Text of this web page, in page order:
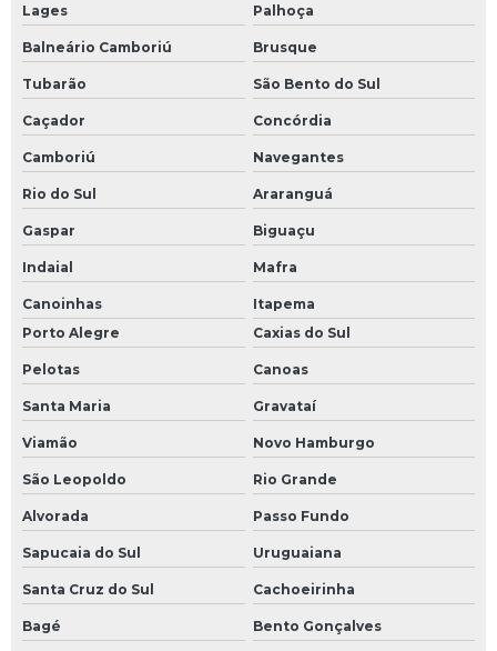
Lages Palhoça
Balneário Camboriú Brusque
Tubarão São Bento do Sul
Caçador Concórdia
Camboriú Navegantes
Rio do Sul Araranguá
Gaspar Biguaçu
Indaial Mafra
Canoinhas
Itapema
Porto Alegre
Caxias do Sul
Pelotas Canoas
Santa Maria Gravataí
Viamão Novo Hamburgo
São Leopoldo Rio Grande
Alvorada Passo Fundo
Sapucaia do Sul Uruguaiana
Santa Cruz do Sul Cachoeirinha
Bagé Bento Gonçalves